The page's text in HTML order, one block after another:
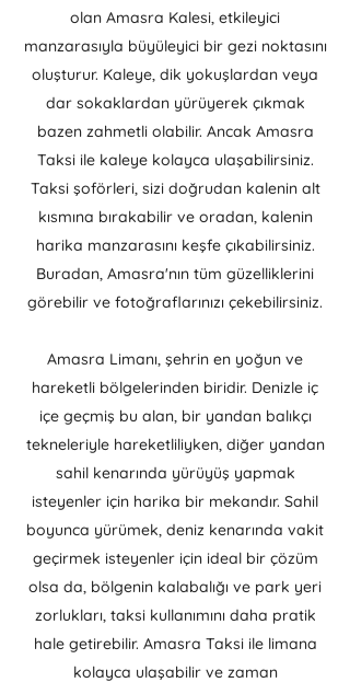
olan Amasra Kalesi, etkileyici
manzarasıyla büyüleyici bir gezi noktasını
oluşturur. Kaleye, dik yokuşlardan veya
dar sokaklardan yürüyerek çıkmak
bazen zahmetli olabilir. Ancak Amasra
Taksi ile kaleye kolayca ulaşabilirsiniz.
Taksi şoförleri, sizi doğrudan kalenin alt
kısmına bırakabilir ve oradan, kalenin
harika manzarasını keşfe çıkabilirsiniz.
Buradan, Amasra'nın tüm güzelliklerini
görebilir ve fotoğraflarınızı çekebilirsiniz.
Amasra Limanı, şehrin en yoğun ve
hareketli bölgelerinden biridir. Denizle iç
içe geçmiş bu alan, bir yandan balıkçı
tekneleriyle hareketliliyken, diğer yandan
sahil kenarında yürüyüş yapmak
isteyenler için harika bir mekandır. Sahil
boyunca yürümek, deniz kenarında vakit
geçirmek isteyenler için ideal bir çözüm
olsa da, bölgenin kalabalığı ve park yeri
zorlukları, taksi kullanımını daha pratik
hale getirebilir. Amasra Taksi ile limana
kolayca ulaşabilir ve zaman